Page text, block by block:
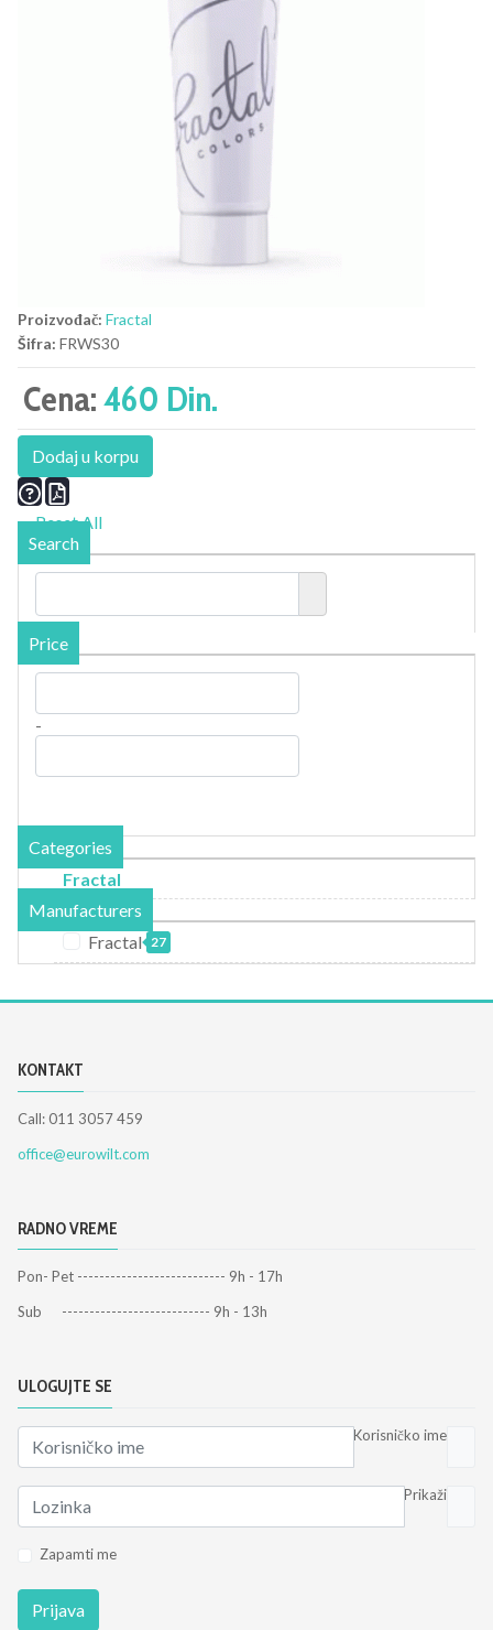
Proizvođač: Fractal
Šifra: FRWS30
Cena:460 Din.
Dodaj u korpu
Reset All
Search
Price
-
Categories
Fractal
Manufacturers
Fractal 27
KONTAKT
Call: 011 3057 459
office@eurowilt.com
RADNO VREME
Pon- Pet --------------------------- 9h - 17h
Sub --------------------------- 9h - 13h
ULOGUJTE SE
Korisničko ime
Prikaži
Zapamti me
Prijava